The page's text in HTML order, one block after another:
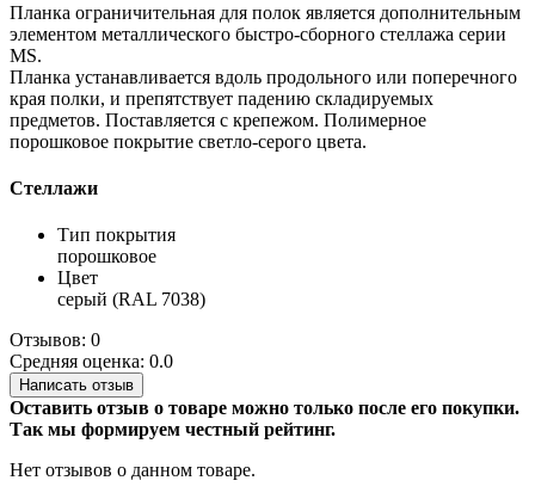
Планка ограничительная для полок является дополнительным
элементом металлического быстро-сборного стеллажа серии
MS.
Планка устанавливается вдоль продольного или поперечного
края полки, и препятствует падению складируемых
предметов. Поставляется с крепежом. Полимерное
порошковое покрытие светло-серого цвета.
Стеллажи
Тип покрытия
порошковое
Цвет
серый (RAL 7038)
Отзывов: 0
Средняя оценка: 0.0
Написать отзыв
Оставить отзыв о товаре можно только после его покупки.
Так мы формируем честный рейтинг.
Нет отзывов о данном товаре.